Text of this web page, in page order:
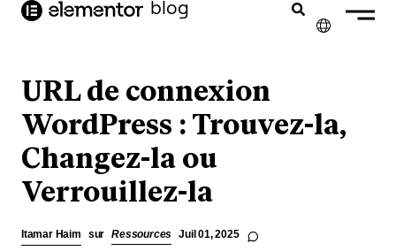
principal
blog
NEDERLANDS
URL de connexion
WordPress : Trouvez-la,
Changez-la ou
Verrouillez-la
Itamar Haim sur Ressources Juil 01, 2025